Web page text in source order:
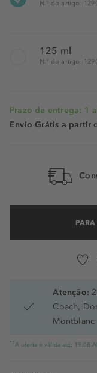
N.° do artigo:
125 ml
N.° do artigo:
Prazo de entrega: 1
Envio Grátis a partir
Atenção:
Coach,
Montblanc
*1 A oferta é válida até: